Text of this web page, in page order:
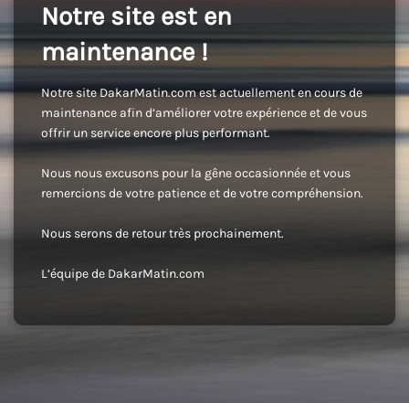
Notre site est en
maintenance !
Notre site DakarMatin.com est actuellement en cours de
maintenance afin d’améliorer votre expérience et de vous
offrir un service encore plus performant.
Nous nous excusons pour la gêne occasionnée et vous
remercions de votre patience et de votre compréhension.
Nous serons de retour très prochainement.
L’équipe de DakarMatin.com